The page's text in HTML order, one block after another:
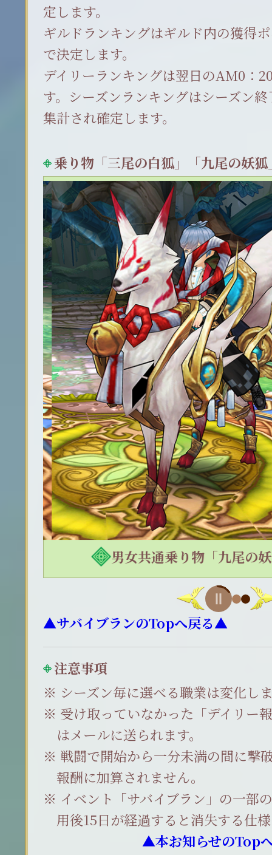
定します。
ギルドランキングはギルド内の獲得
で決定します。
デイリーランキングは翌日のAM0：
す。シーズンランキングはシーズン
集計され確定します。
乗り物「三尾の白狐」「九尾の妖狐
男女共通乗り物「九尾の妖
▲サバイブランのTopへ戻る▲
注意事項
シーズン毎に選べる職業は変化し
受け取っていなかった「デイリー
はメールに送られます。
戦闘で開始から一分未満の間に撃
報酬に加算されません。
イベント「サバイブラン」の一部
用後15日が経過すると消失する仕
▲本お知らせのTop